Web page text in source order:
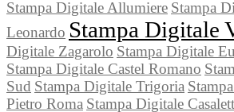
Stampa Digitale Allumiere Stampa
Leonardo Stampa Digitale
Digitale Zagarolo Stampa Digitale
Stampa Digitale Castel Romano
Sud Stampa Digitale Trigoria
Pietro Roma Stampa Digitale